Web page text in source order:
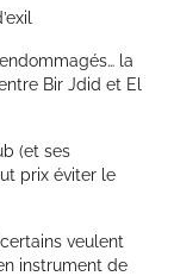
la
Bir Jdid et El
(et ses
prix éviter le
veulent
instrument de